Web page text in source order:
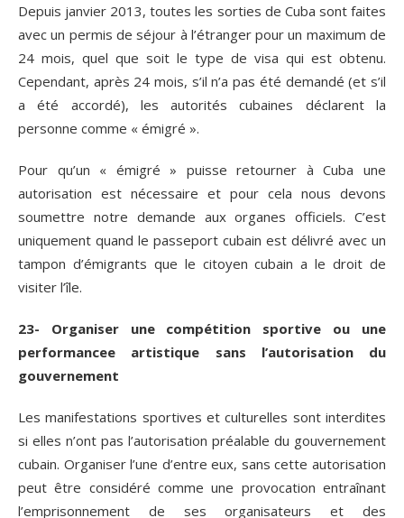
Depuis janvier 2013, toutes les sorties de Cuba sont faites
avec un permis de séjour à l’étranger pour un maximum de
24 mois, quel que soit le type de visa qui est obtenu.
Cependant, après 24 mois, s’il n’a pas été demandé (et s’il
a été accordé), les autorités cubaines déclarent la
personne comme « émigré ».
Pour qu’un « émigré » puisse retourner à Cuba une
autorisation est nécessaire et pour cela nous devons
soumettre notre demande aux organes officiels. C’est
uniquement quand le passeport cubain est délivré avec un
tampon d’émigrants que le citoyen cubain a le droit de
visiter l’île.
23- Organiser une compétition sportive ou une
performancee artistique sans l’autorisation du
gouvernement
Les manifestations sportives et culturelles sont interdites
si elles n’ont pas l’autorisation préalable du gouvernement
cubain. Organiser l’une d’entre eux, sans cette autorisation
peut être considéré comme une provocation entraînant
l’emprisonnement de ses organisateurs et des